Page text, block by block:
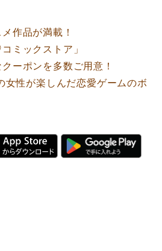
作品が満載！
ミックストア」
ーポンを多数ご用意！
女性が楽しんだ恋愛ゲームのボ